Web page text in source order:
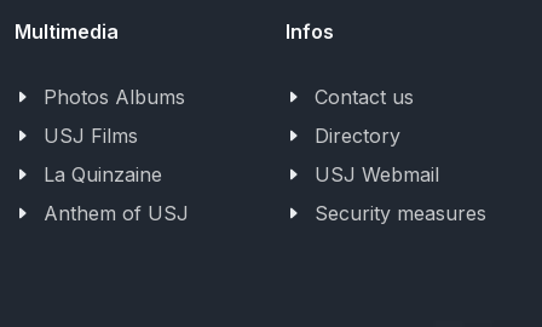
Multimedia
Photos Albums
USJ Films
La Quinzaine
Anthem of USJ
Infos
Contact us
Directory
USJ Webmail
Security measures